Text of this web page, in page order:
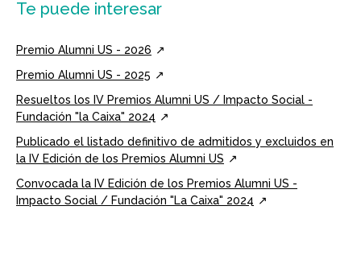
Te puede interesar
Premio Alumni US - 2026
Premio Alumni US - 2025
Resueltos los IV Premios Alumni US / Impacto Social -
Fundación "la Caixa" 2024
Publicado el listado definitivo de admitidos y excluidos en
la IV Edición de los Premios Alumni US
Convocada la IV Edición de los Premios Alumni US -
Impacto Social / Fundación "La Caixa" 2024